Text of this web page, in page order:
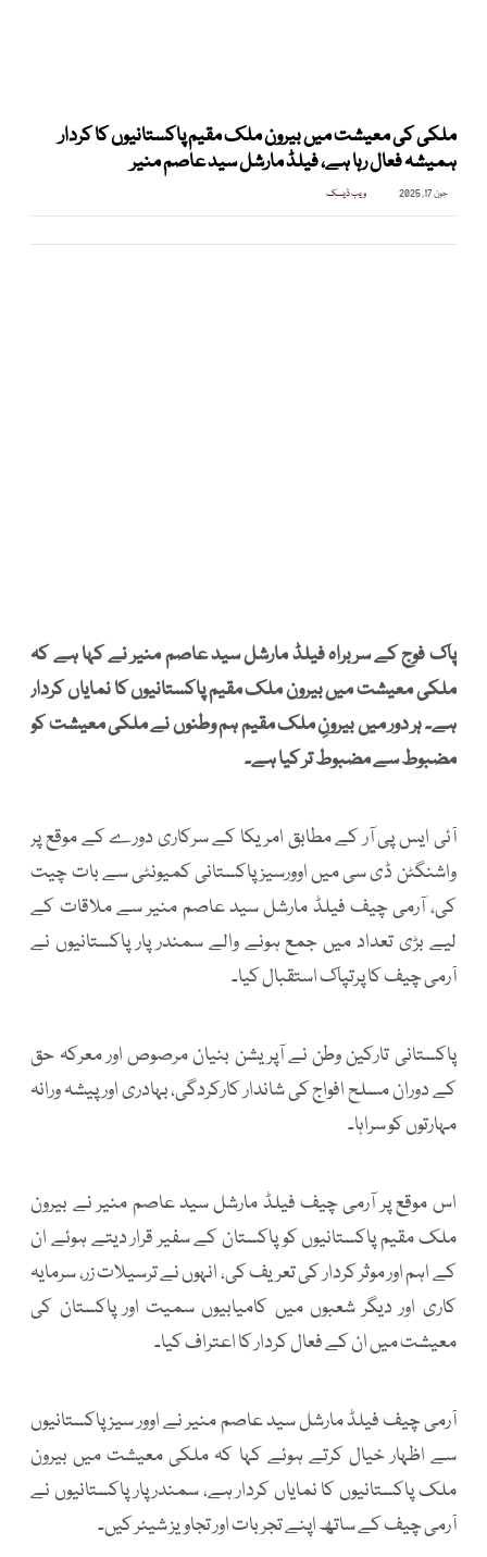
ملکی کی معیشت میں بیرون ملک مقیم پاکستانیوں کا کردار
ہمیشہ فعال رہا ہے، فیلڈ مارشل سید عاصم منیر
جون 17, 2025 ویب ڈیسک
پاک فوج کے سربراہ فیلڈ مارشل سید عاصم منیر نے کہا ہے کہ
ملکی معیشت میں بیرون ملک مقیم پاکستانیوں کا نمایاں کردار
ہے۔ ہر دور میں بیرونِ ملک مقیم ہم وطنوں نے ملکی معیشت کو
مضبوط سے مضبوط تر کیا ہے۔
آئی ایس پی آر کے مطابق امریکا کے سرکاری دورے کے موقع پر
واشنگٹن ڈی سی میں اوورسیز پاکستانی کمیونٹی سے بات چیت
کی، آرمی چیف فیلڈ مارشل سید عاصم منیر سے ملاقات کے
لیے بڑی تعداد میں جمع ہونے والے سمندر پار پاکستانیوں نے
آرمی چیف کا پرتپاک استقبال کیا۔
پاکستانی تارکین وطن نے آپریشن بنیان مرصوص اور معرکہ حق
کے دوران مسلح افواج کی شاندار کارکردگی، بہادری اور پیشہ ورانہ
مہارتوں کو سراہا۔
اس موقع پر آرمی چیف فیلڈ مارشل سید عاصم منیر نے بیرون
ملک مقیم پاکستانیوں کو پاکستان کے سفیر قرار دیتے ہوئے ان
کے اہم اور موثر کردار کی تعریف کی، انہوں نے ترسیلات زر، سرمایہ
کاری اور دیگر شعبوں میں کامیابیوں سمیت اور پاکستان کی
معیشت میں ان کے فعال کردار کا اعتراف کیا۔
آرمی چیف فیلڈ مارشل سید عاصم منیر نے اوور سیز پاکستانیوں
سے اظہار خیال کرتے ہوئے کہا کہ ملکی معیشت میں بیرون
ملک پاکستانیوں کا نمایاں کردار ہے، سمندر پار پاکستانیوں نے
آرمی چیف کے ساتھ اپنے تجربات اور تجاویز شیئر کیں۔